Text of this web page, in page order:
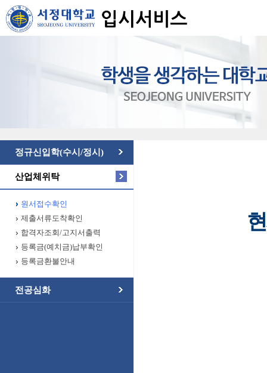
정규신입학(수시/정시)
산업체위탁
원서접수확인
제출서류도착확인
합격자조회/고지서출력
등록금(예치금)납부확인
등록금환불안내
전공심화